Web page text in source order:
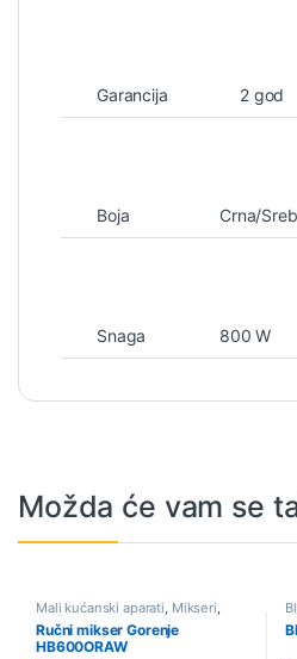
Garancija 2 god
Boja Crna/
Snaga 800 W
Možda će vam se
Mali kućanski aparati, Mikseri,
Sniženo
Ručni mikser Gorenje
HB600ORAW